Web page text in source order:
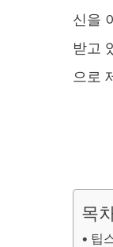
신을
받고
으로
목
팁